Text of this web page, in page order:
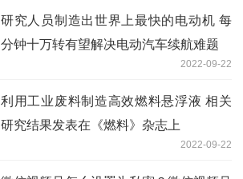
研究人员制造出世界上最快的电动机 每
分钟十万转有望解决电动汽车续航难题
2022-09-22
利用工业废料制造高效燃料悬浮液 相关
研究结果发表在《燃料》杂志上
2022-09-22